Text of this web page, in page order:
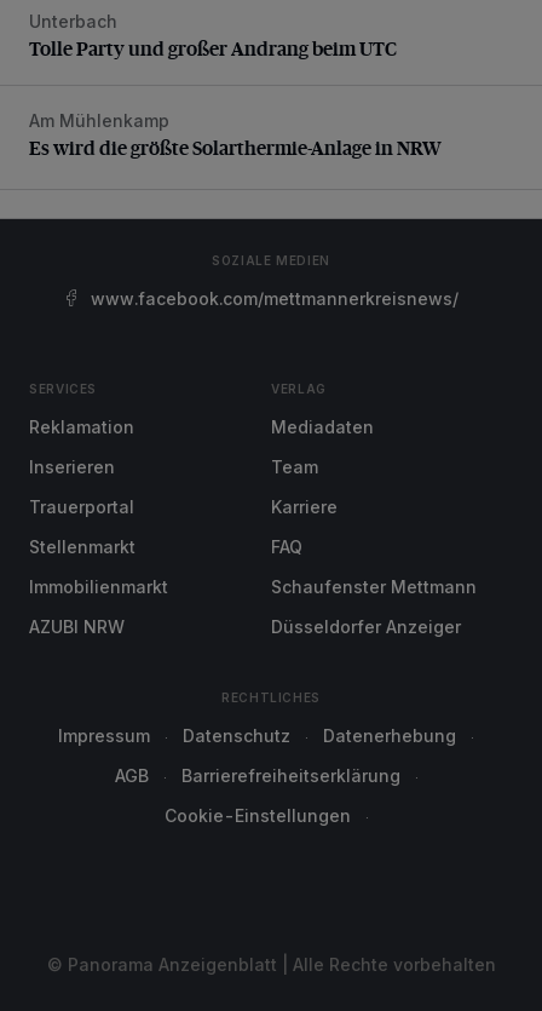
Tolle Party und großer Andrang beim UTC
Unterbach
Tolle Party und großer Andrang beim UTC
Es wird die größte Solarthermie-Anlage in NRW
Am Mühlenkamp
Es wird die größte Solarthermie-Anlage in NRW
SOZIALE MEDIEN
www.facebook.com/mettmannerkreisnews/
SERVICES
Reklamation
Inserieren
Trauerportal
Stellenmarkt
Immobilienmarkt
AZUBI NRW
VERLAG
Mediadaten
Team
Karriere
FAQ
Schaufenster Mettmann
Düsseldorfer Anzeiger
RECHTLICHES
Impressum Datenschutz
Datenerhebung
AGB
Barrierefreiheitserklärung
Cookie-Einstellungen
© Panorama Anzeigenblatt | Alle Rechte vorbehalten